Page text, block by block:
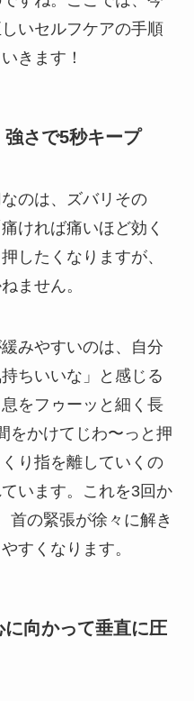
いセルフケアの手順
きます！
さで5秒キープ
のは、ズバリその
ければ痛いほど効く
したくなりますが、
ません。
みやすいのは、自分
ちいいな」と感じる
をフゥーッと細く長
をかけてじわ〜っと押
り指を離していくの
います。これを3回か
首の緊張が徐々に解き
すくなります。
向かって垂直に圧